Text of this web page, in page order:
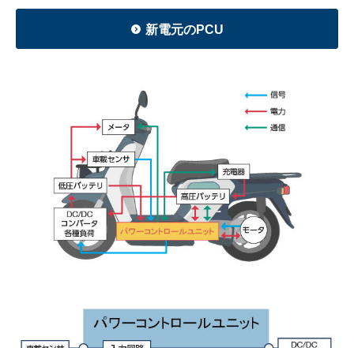
新電元のPCU